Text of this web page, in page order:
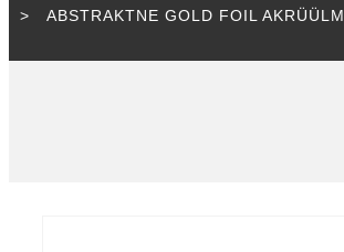
>
ABSTRAKTNE GOLD FOIL